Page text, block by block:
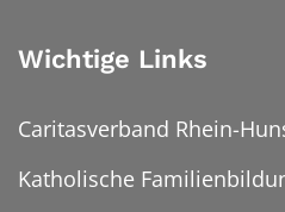
Wichtige Links
Caritasverband Rhein-
Katholische